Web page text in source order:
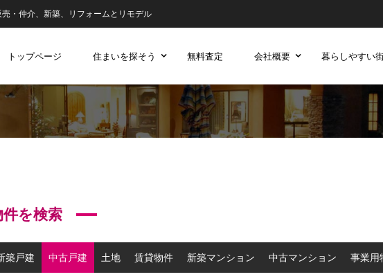
・仲介、新築、リフォームとリモデル
トップページ 住まいを探そう 無料査定 会社概要 暮らしやすい
を検索
築戸建 中古戸建 土地 賃貸物件 新築マンション 中古マンション 事業用